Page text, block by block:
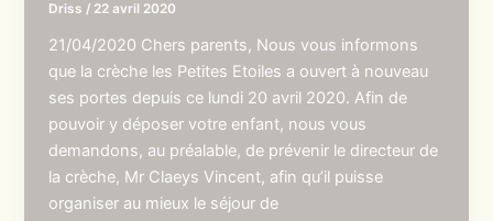
Driss / 22 avril 2020
21/04/2020 Chers parents, Nous vous informons
que la crèche les Petites Etoiles a ouvert à nouveau
ses portes depuis ce lundi 20 avril 2020. Afin de
pouvoir y déposer votre enfant, nous vous
demandons, au préalable, de prévenir le directeur de
la crèche, Mr Claeys Vincent, afin qu’il puisse
organiser au mieux le séjour de